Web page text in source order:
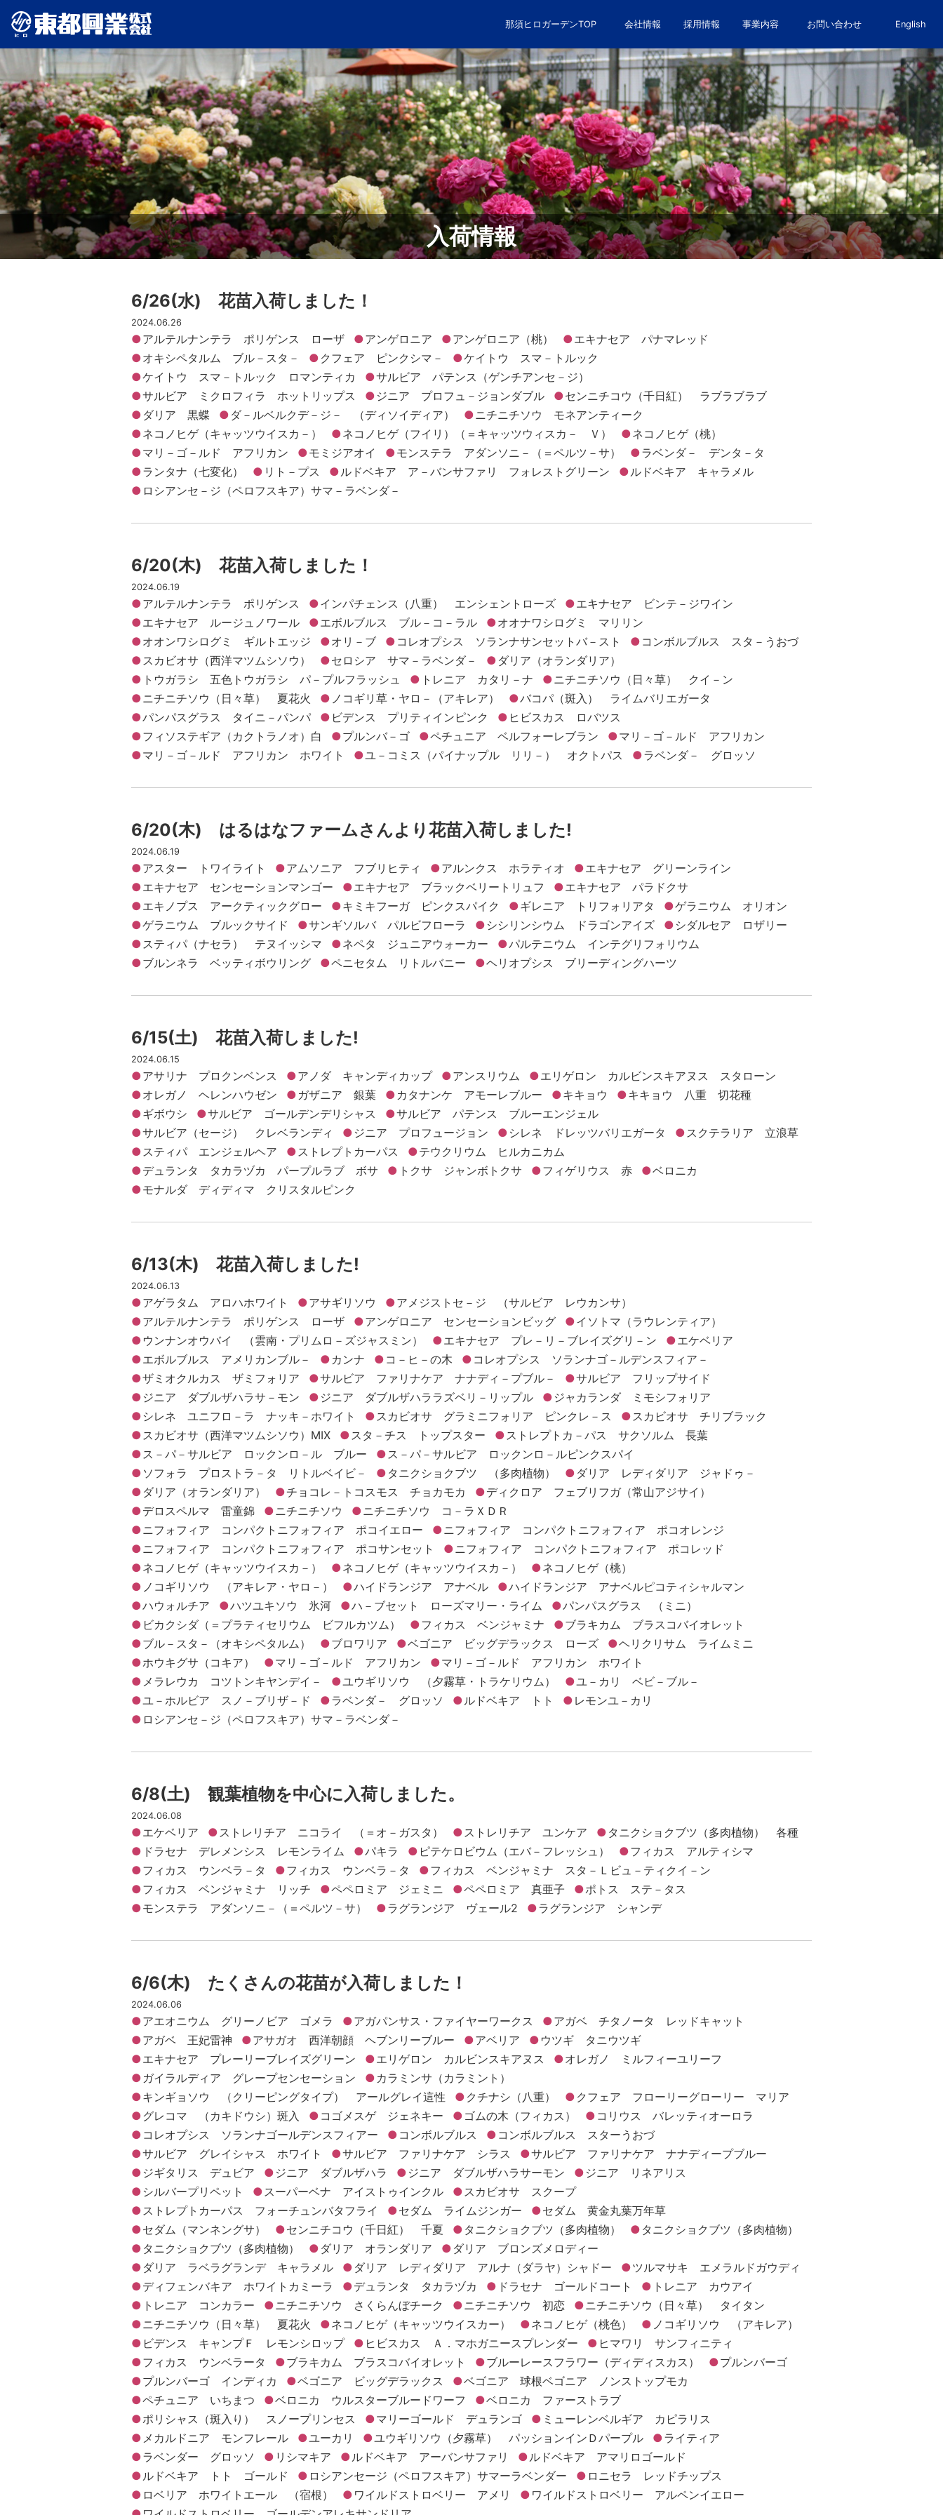
那須ヒロガーデンTOP 会社情報
社長あいさつ 会社沿革
東都興業で働く人たち
～数字で表した東都興業
アクセスマップ 会社概要 フォトギャラリー
採用情報
新卒・中途採用 研修制度 社員の声 よくある質問 採用実績
事業内容
施設園芸・農業資材 園芸事業部 不動産事業部 ヒロガーデン
お問い合わせ English
入荷情報
6/26(水) 花苗入荷しました！
2024.06.26
アルテルナンテラ ポリゲンス ローザ アンゲロニア アンゲロニア（桃）
エキナセア パナマレッド
オキシペタルム ブル－スタ－
クフェア ピンクシマ－
ケイトウ スマ－トルック
ケイトウ スマ－トルック ロマンティカ
サルビア パテンス（ゲンチアンセ－ジ）
サルビア ミクロフィラ ホットリップス
ジニア プロフュ－ジョンダブル
センニチコウ（千日紅） ラブラブラブ
ダリア 黒蝶
ダ－ルベルクデ－ジ－ （ディソイディア）
ニチニチソウ モネアンティーク
ネコノヒゲ（キャッツウイスカ－）
ネコノヒゲ（フイリ）（＝キャッツウィスカ－ Ｖ）
ネコノヒゲ（桃）
マリ－ゴ－ルド アフリカン
モミジアオイ モンステラ アダンソニ－（＝ペルツ－サ）
ラベンダ－ デンタ－タ
ランタナ（七変化）
リト－プス ルドベキア ア－バンサファリ フォレストグリーン
ルドベキア キャラメル
ロシアンセ－ジ（ペロフスキア）サマ－ラベンダ－
6/20(木) 花苗入荷しました！
2024.06.19
アルテルナンテラ ポリゲンス インパチェンス（八重） エンシェントローズ
エキナセア ビンテ－ジワイン
エキナセア ルージュノワール
エボルブルス ブル－コ－ラル
オオナワシログミ マリリン
オオンワシログミ ギルトエッジ
オリ－ブ コレオプシス ソランナサンセットバ－スト
コンボルブルス スタ－うおづ
スカビオサ（西洋マツムシソウ）
セロシア サマ－ラベンダ－
ダリア（オランダリア）
トウガラシ 五色トウガラシ パ－プルフラッシュ
トレニア カタリ－ナ
ニチニチソウ（日々草） クイ－ン
ニチニチソウ（日々草） 夏花火
ノコギリ草・ヤロ－（アキレア）
バコパ（斑入） ライムバリエガータ
パンパスグラス タイニ－パンパ
ビデンス プリティインピンク
ヒビスカス ロバツス
フィソステギア（カクトラノオ）白
プルンバ－ゴ ペチュニア ベルフォーレブラン
マリ－ゴ－ルド アフリカン
マリ－ゴ－ルド アフリカン ホワイト
ユ－コミス（パイナップル リリ－） オクトパス ラベンダ－ グロッソ
6/20(木) はるはなファームさんより花苗入荷しました!
2024.06.19
アスター トワイライト アムソニア フブリヒティ アルンクス ホラティオ
エキナセア グリーンライン
エキナセア センセーションマンゴー
エキナセア ブラックベリートリュフ
エキナセア パラドクサ
エキノプス アークティックグロー
キミキフーガ ピンクスパイク ギレニア トリフォリアタ
ゲラニウム オリオン
ゲラニウム ブルックサイド
サンギソルバ パルビフローラ シシリンシウム ドラゴンアイズ
シダルセア ロザリー
スティパ（ナセラ） テヌイッシマ
ネペタ ジュニアウォーカー
パルテニウム インテグリフォリウム
ブルンネラ ベッティボウリング
ペニセタム リトルバニー ヘリオプシス ブリーディングハーツ
6/15(土) 花苗入荷しました!
2024.06.15
アサリナ プロクンベンス アノダ キャンディカップ アンスリウム
エリゲロン カルビンスキアヌス スタローン
オレガノ ヘレンハウゼン
ガザニア 銀葉 カタナンケ アモーレブルー キキョウ
キキョウ 八重 切花種
ギボウシ
サルビア ゴールデンデリシャス
サルビア パテンス ブルーエンジェル
サルビア（セージ） クレベランディ
ジニア プロフュージョン シレネ ドレッツバリエガータ
スクテラリア 立浪草
スティパ エンジェルヘア
ストレプトカーパス
テウクリウム ヒルカニカム
デュランタ タカラヅカ パープルラブ ボサ
トクサ ジャンボトクサ フィゲリウス 赤
ベロニカ
モナルダ ディディマ クリスタルピンク
6/13(木) 花苗入荷しました!
2024.06.13
アゲラタム アロハホワイト アサギリソウ
アメジストセ－ジ （サルビア レウカンサ）
アルテルナンテラ ポリゲンス ローザ
アンゲロニア センセーションビッグ
イソトマ（ラウレンティア）
ウンナンオウバイ （雲南・プリムロ－ズジャスミン）
エキナセア プレ－リ－ブレイズグリ－ン
エケベリア
エボルブルス アメリカンブル－
カンナ コ－ヒ－の木
コレオプシス ソランナゴ－ルデンスフィア－
ザミオクルカス ザミフォリア
サルビア ファリナケア ナナディ－プブル－
サルビア フリップサイド
ジニア ダブルザハラサ－モン
ジニア ダブルザハララズベリ－リップル
ジャカランダ ミモシフォリア
シレネ ユニフロ－ラ ナッキ－ホワイト
スカビオサ グラミニフォリア ピンクレ－ス
スカビオサ チリブラック
スカビオサ（西洋マツムシソウ）MIX
スタ－チス トップスター
ストレプトカ－パス サクソルム 長葉
ス－パ－サルビア ロックンロ－ル ブルー
ス－パ－サルビア ロックンロ－ルピンクスパイ
ソフォラ プロストラ－タ リトルベイビ－
タニクショクブツ （多肉植物）
ダリア レディダリア ジャドゥ－
ダリア（オランダリア）
チョコレ－トコスモス チョカモカ
ディクロア フェブリフガ（常山アジサイ）
デロスペルマ 雷童錦
ニチニチソウ
ニチニチソウ コ－ラＸＤＲ
ニフォフィア コンパクトニフォフィア ポコイエロー
ニフォフィア コンパクトニフォフィア ポコオレンジ
ニフォフィア コンパクトニフォフィア ポコサンセット
ニフォフィア コンパクトニフォフィア ポコレッド
ネコノヒゲ（キャッツウイスカ－）
ネコノヒゲ（キャッツウイスカ－）
ネコノヒゲ（桃）
ノコギリソウ （アキレア・ヤロ－）
ハイドランジア アナベル
ハイドランジア アナベルピコティシャルマン
ハウォルチア
ハツユキソウ 氷河 ハ－ブセット ローズマリー・ライム
パンパスグラス （ミニ）
ビカクシダ（＝プラティセリウム ビフルカツム）
フィカス ベンジャミナ
ブラキカム ブラスコバイオレット
ブル－スタ－（オキシペタルム）
ブロワリア ベゴニア ビッグデラックス ローズ
ヘリクリサム ライムミニ
ホウキグサ（コキア）
マリ－ゴ－ルド アフリカン
マリ－ゴ－ルド アフリカン ホワイト
メラレウカ コツトンキヤンデイ－
ユウギリソウ （夕霧草・トラケリウム）
ユ－カリ ベビ－ブル－
ユ－ホルビア スノ－ブリザ－ド
ラベンダ－ グロッソ ルドベキア トト
レモンユ－カリ
ロシアンセ－ジ（ペロフスキア）サマ－ラベンダ－
6/8(土) 観葉植物を中心に入荷しました。
2024.06.08
エケベリア ストレリチア ニコライ （＝オ－ガスタ） ストレリチア ユンケア
タニクショクブツ（多肉植物） 各種
ドラセナ デレメンシス レモンライム
パキラ ピテケロビウム（エバ－フレッシュ）
フィカス アルティシマ
フィカス ウンベラ－タ
フィカス ウンベラ－タ
フィカス ベンジャミナ スタ－Ｌビュ－ティクイ－ン
フィカス ベンジャミナ リッチ
ペペロミア ジェミニ ペペロミア 真亜子
ポトス ステ－タス
モンステラ アダンソニ－（＝ペルツ－サ）
ラグランジア ヴェール2 ラグランジア シャンデ
6/6(木) たくさんの花苗が入荷しました！
2024.06.06
アエオニウム グリーノビア ゴメラ アガパンサス・ファイヤーワークス
アガベ チタノータ レッドキャット
アガベ 王妃雷神
アサガオ 西洋朝顔 ヘブンリーブルー アベリア
ウツギ タニウツギ
エキナセア プレーリーブレイズグリーン
エリゲロン カルビンスキアヌス
オレガノ ミルフィーユリーフ
ガイラルディア グレープセンセーション
カラミンサ（カラミント）
キンギョソウ （クリーピングタイプ） アールグレイ這性
クチナシ（八重）
クフェア フローリーグローリー マリア
グレコマ （カキドウシ）斑入
コゴメスゲ ジェネキー ゴムの木（フィカス）
コリウス バレッティオーロラ
コレオプシス ソランナゴールデンスフィアー
コンボルブルス
コンボルブルス スターうおづ
サルビア グレイシャス ホワイト
サルビア ファリナケア シラス
サルビア ファリナケア ナナディープブルー
ジギタリス デュビア
ジニア ダブルザハラ ジニア ダブルザハラサーモン
ジニア リネアリス
シルバープリペット
スーパーベナ アイストゥインクル
スカビオサ スクープ
ストレプトカーパス フォーチュンバタフライ
セダム ライムジンガー
セダム 黄金丸葉万年草
セダム（マンネングサ）
センニチコウ（千日紅） 千夏 タニクショクブツ（多肉植物）
タニクショクブツ（多肉植物）
タニクショクブツ（多肉植物）
ダリア オランダリア
ダリア ブロンズメロディー
ダリア ラベラグランデ キャラメル
ダリア レディダリア アルナ（ダラヤ）シャドー
ツルマサキ エメラルドガウディ
ディフェンバキア ホワイトカミーラ
デュランタ タカラヅカ ドラセナ ゴールドコート
トレニア カウアイ
トレニア コンカラー
ニチニチソウ さくらんぼチーク ニチニチソウ 初恋
ニチニチソウ（日々草） タイタン
ニチニチソウ（日々草） 夏花火
ネコノヒゲ（キャッツウイスカー） ネコノヒゲ（桃色）
ノコギリソウ （アキレア）
ビデンス キャンプＦ レモンシロップ
ヒビスカス Ａ．マホガニースプレンダー
ヒマワリ サンフィニティ
フィカス ウンベラータ
ブラキカム ブラスコバイオレット ブルーレースフラワー（ディディスカス）
プルンバーゴ
プルンバーゴ インディカ
ベゴニア ビッグデラックス
ベゴニア 球根ベゴニア ノンストップモカ
ペチュニア いちまつ
ベロニカ ウルスターブルードワーフ
ベロニカ ファーストラブ
ポリシャス（斑入り） スノープリンセス
マリーゴールド デュランゴ
ミューレンベルギア カピラリス
メカルドニア モンフレール
ユーカリ ユウギリソウ（夕霧草） パッションインＤパープル
ライティア
ラベンダー グロッソ
リシマキア ルドベキア アーバンサファリ
ルドベキア アマリロゴールド
ルドベキア トト ゴールド
ロシアンセージ（ペロフスキア）サマーラベンダー
ロニセラ レッドチップス
ロベリア ホワイトエール （宿根）
ワイルドストロベリー アメリ
ワイルドストロベリー アルペンイエロー